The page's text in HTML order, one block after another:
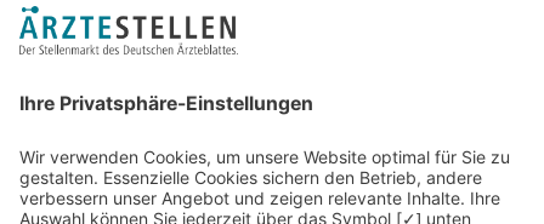
Recruiting-Podcast
Kontakt
Datenschutz